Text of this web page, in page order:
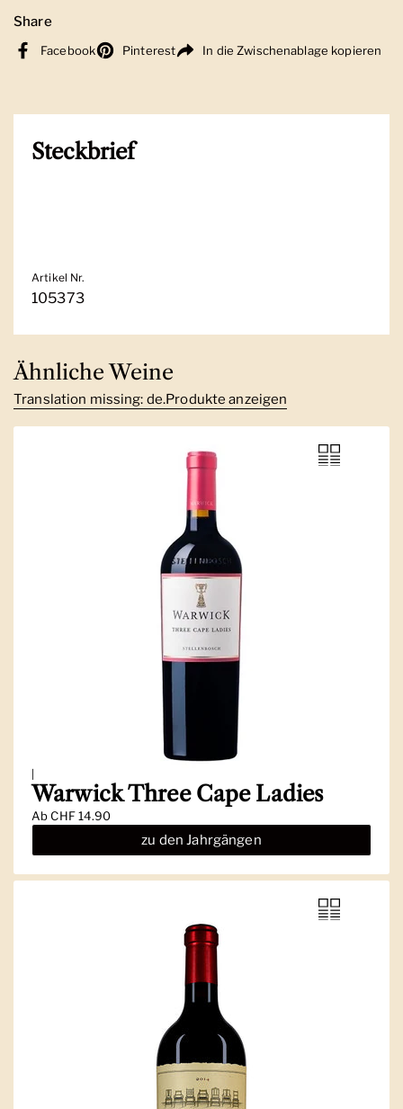
Share
Facebook Pinterest In die Zwischenablage kopieren
Steckbrief
Artikel Nr.
105373
Ähnliche Weine
Translation missing: de.Produkte anzeigen
Warwick Three Cape Ladies
AbCHF 14.90
zu den Jahrgängen